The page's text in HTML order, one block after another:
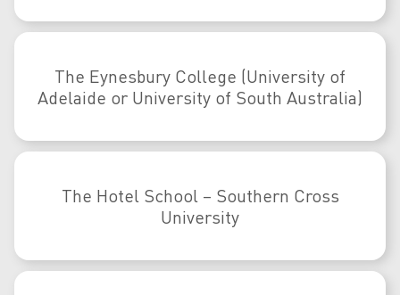
The Eynesbury College (University of
Adelaide or University of South Australia)
The Hotel School – Southern Cross
University